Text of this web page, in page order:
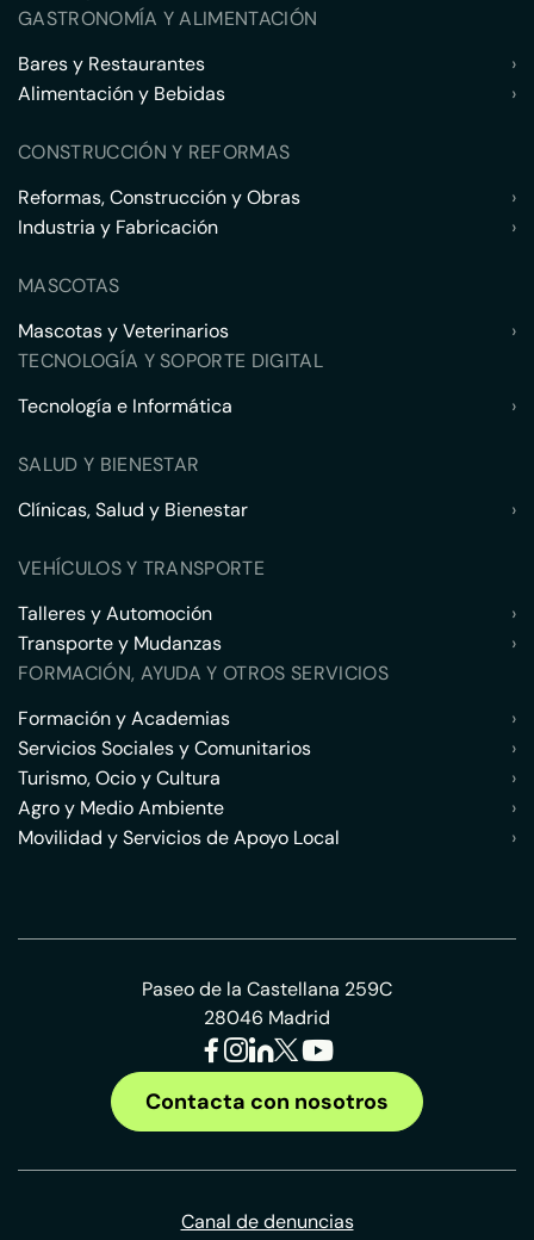
GASTRONOMÍA Y ALIMENTACIÓN
Bares y Restaurantes
›
Alimentación y Bebidas
›
CONSTRUCCIÓN Y REFORMAS
Reformas, Construcción y Obras
›
Industria y Fabricación
›
MASCOTAS
Mascotas y Veterinarios
›
TECNOLOGÍA Y SOPORTE DIGITAL
Tecnología e Informática
›
SALUD Y BIENESTAR
Clínicas, Salud y Bienestar
›
VEHÍCULOS Y TRANSPORTE
Talleres y Automoción
›
Transporte y Mudanzas
›
FORMACIÓN, AYUDA Y OTROS SERVICIOS
Formación y Academias
›
Servicios Sociales y Comunitarios
›
Turismo, Ocio y Cultura
›
Agro y Medio Ambiente
›
Movilidad y Servicios de Apoyo Local
›
Paseo de la Castellana 259C
28046 Madrid
Contacta con nosotros
Canal de denuncias